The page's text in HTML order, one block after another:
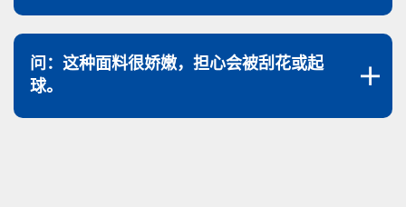
问：这种面料很娇嫩，担心会被刮花或起
球。